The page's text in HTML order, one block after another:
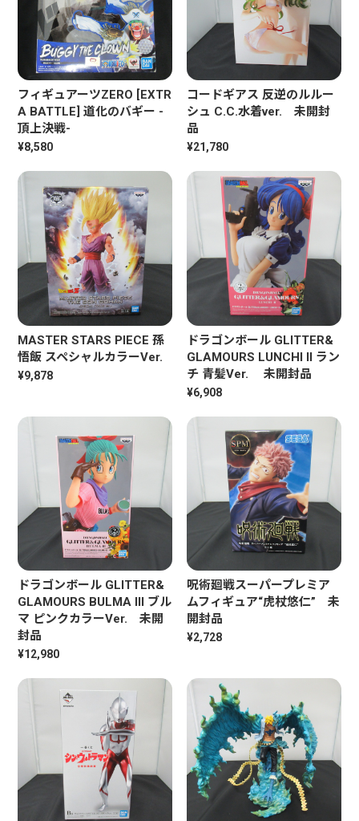
フィギュアーツZERO [EXTR
A BATTLE] 道化のバギー -
頂上決戦-
¥8,580
コードギアス 反逆のルルー
シュ C.C.水着ver. 未開封
品
¥21,780
MASTER STARS PIECE 孫
悟飯 スペシャルカラーVer.
¥9,878
ドラゴンボール GLITTER&
GLAMOURS LUNCHI II ラン
チ 青髪Ver. 未開封品
¥6,908
ドラゴンボール GLITTER&
GLAMOURS BULMA III ブル
マ ピンクカラーVer. 未開
封品
¥12,980
呪術廻戦スーパープレミア
ムフィギュア“虎杖悠仁” 未
開封品
¥2,728